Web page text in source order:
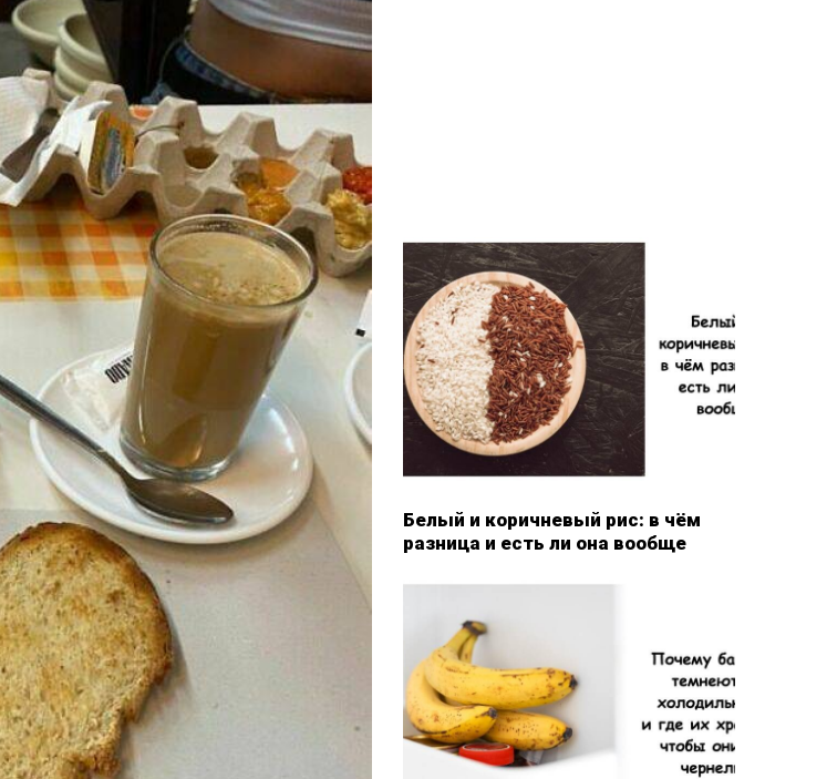
Белый и коричневый рис: в чём
разница и есть ли она вообще